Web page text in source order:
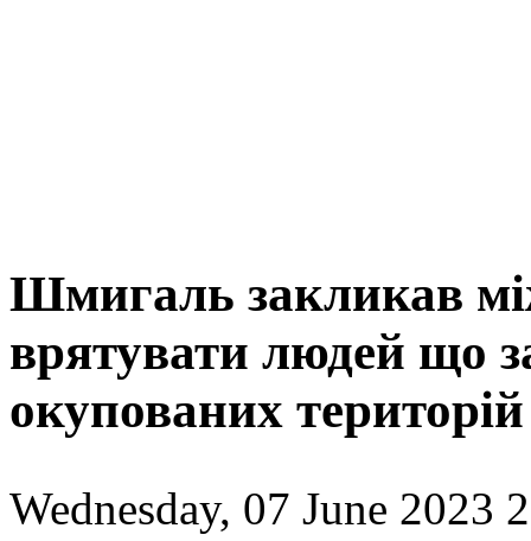
Шмигаль закликав
врятувати людей що
окупованих територій
Wednesday, 07 June 2023